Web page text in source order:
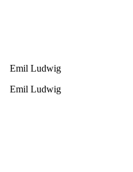
Emil Ludwig
Emil Ludwig